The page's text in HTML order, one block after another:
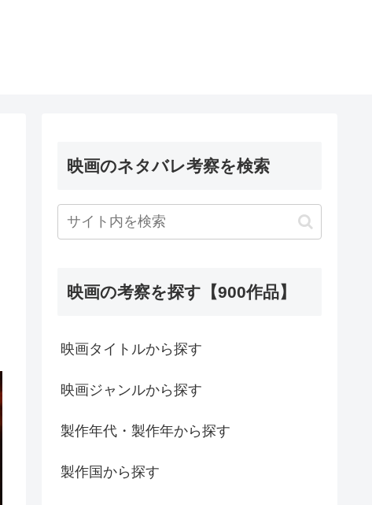
映画のネタバレ考察を検索
映画の考察を探す【900作品】
映画タイトルから探す
映画ジャンルから探す
製作年代・製作年から探す
製作国から探す